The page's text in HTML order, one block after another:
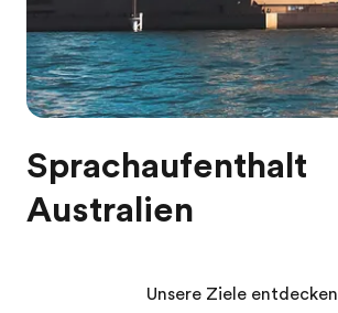
Teil des Teams werden
Sprachaufenthalt
Australien
Unsere Ziele entdecken